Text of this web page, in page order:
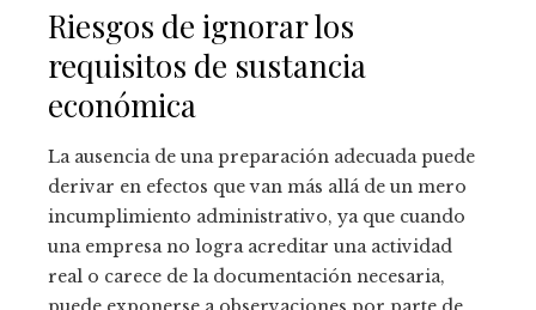
Riesgos de ignorar los
requisitos de sustancia
económica
La ausencia de una preparación adecuada puede
derivar en efectos que van más allá de un mero
incumplimiento administrativo, ya que cuando
una empresa no logra acreditar una actividad
real o carece de la documentación necesaria,